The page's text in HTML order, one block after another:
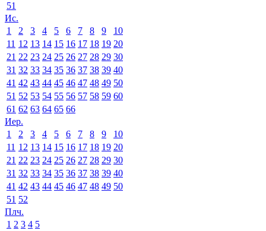
51
Ис.
1
2 3 4 5 6 7 8 9
10
11 12 13 14 15 16 17 18 19 20
21 22 23 24 25 26 27 28 29 30
31 32 33 34 35 36 37 38 39 40
41 42 43 44 45 46 47 48 49 50
51 52 53 54 55 56 57 58 59 60
61 62 63 64 65 66
Иер.
1
2 3 4 5 6 7 8 9
10
11 12 13 14 15 16 17 18 19 20
21 22 23 24 25 26 27 28 29 30
31 32 33 34 35 36 37 38 39 40
41 42 43 44 45 46 47 48 49 50
51 52
Плч.
1 2 3 4 5